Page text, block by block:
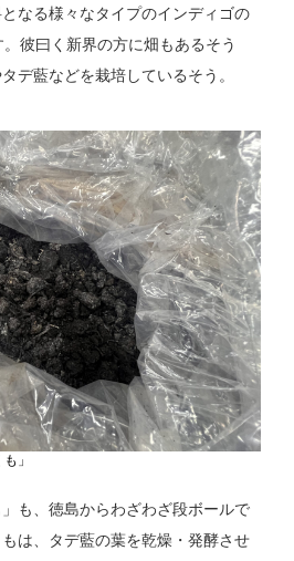
なる様々なタイプのインディゴの
彼曰く新界の方に畑もあるそう
デ藍などを栽培しているそう。
」
も、徳島からわざわざ段ボールで
は、タデ藍の葉を乾燥・発酵させ